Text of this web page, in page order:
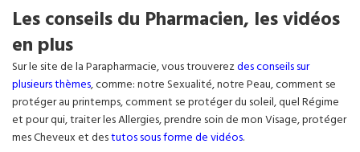
Les conseils du Pharmacien, les vidéos
en plus
Sur le site de la Parapharmacie, vous trouverezdes conseils sur
plusieurs thèmes, comme: notre Sexualité, notre Peau, comment se
protéger au printemps, comment se protéger du soleil, quel Régime
et pour qui, traiter les Allergies, prendre soin de mon Visage, protéger
mes Cheveux et destutos sous forme de vidéos.